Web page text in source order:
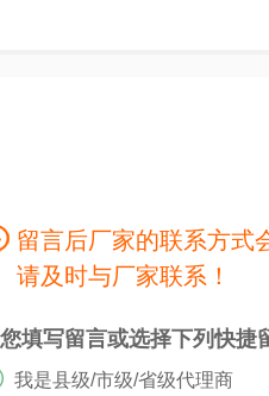
留言后厂家的联系方式
请及时与厂家联系！
填写留言或选择下列快捷
我是县级/市级/省级代理商